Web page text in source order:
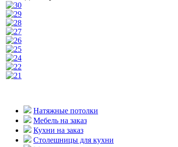
Натяжные потолки
Мебель на заказ
Кухни на заказ
Столешницы для кухни